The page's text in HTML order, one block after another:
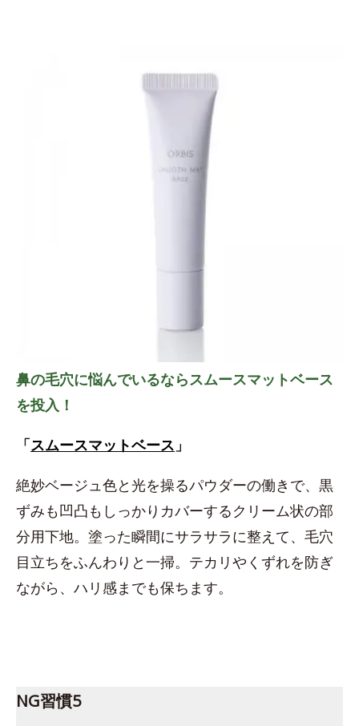
鼻の毛穴に悩んでいるならスムースマットベース
を投入！
「スムースマットベース 」
絶妙ベージュ色と光を操るパウダーの働きで、黒
ずみも凹凸もしっかりカバーするクリーム状の部
分用下地。塗った瞬間にサラサラに整えて、毛穴
目立ちをふんわりと一掃。テカリやくずれを防ぎ
ながら、ハリ感までも保ちます。
NG習慣5